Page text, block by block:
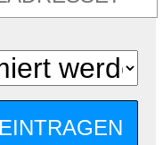
EINTRAGEN